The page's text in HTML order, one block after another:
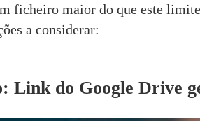
ficheiro maior do que este
a considerar:
Link do Google Drive